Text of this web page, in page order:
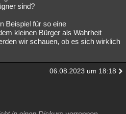
sind?
Beispiel für so eine
kleinen Bürger als Wahrheit
wir schauen, ob es sich wirklich
06.08.2023 um 18:18